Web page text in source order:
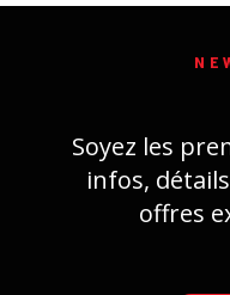
Soyez les
infos,
offres